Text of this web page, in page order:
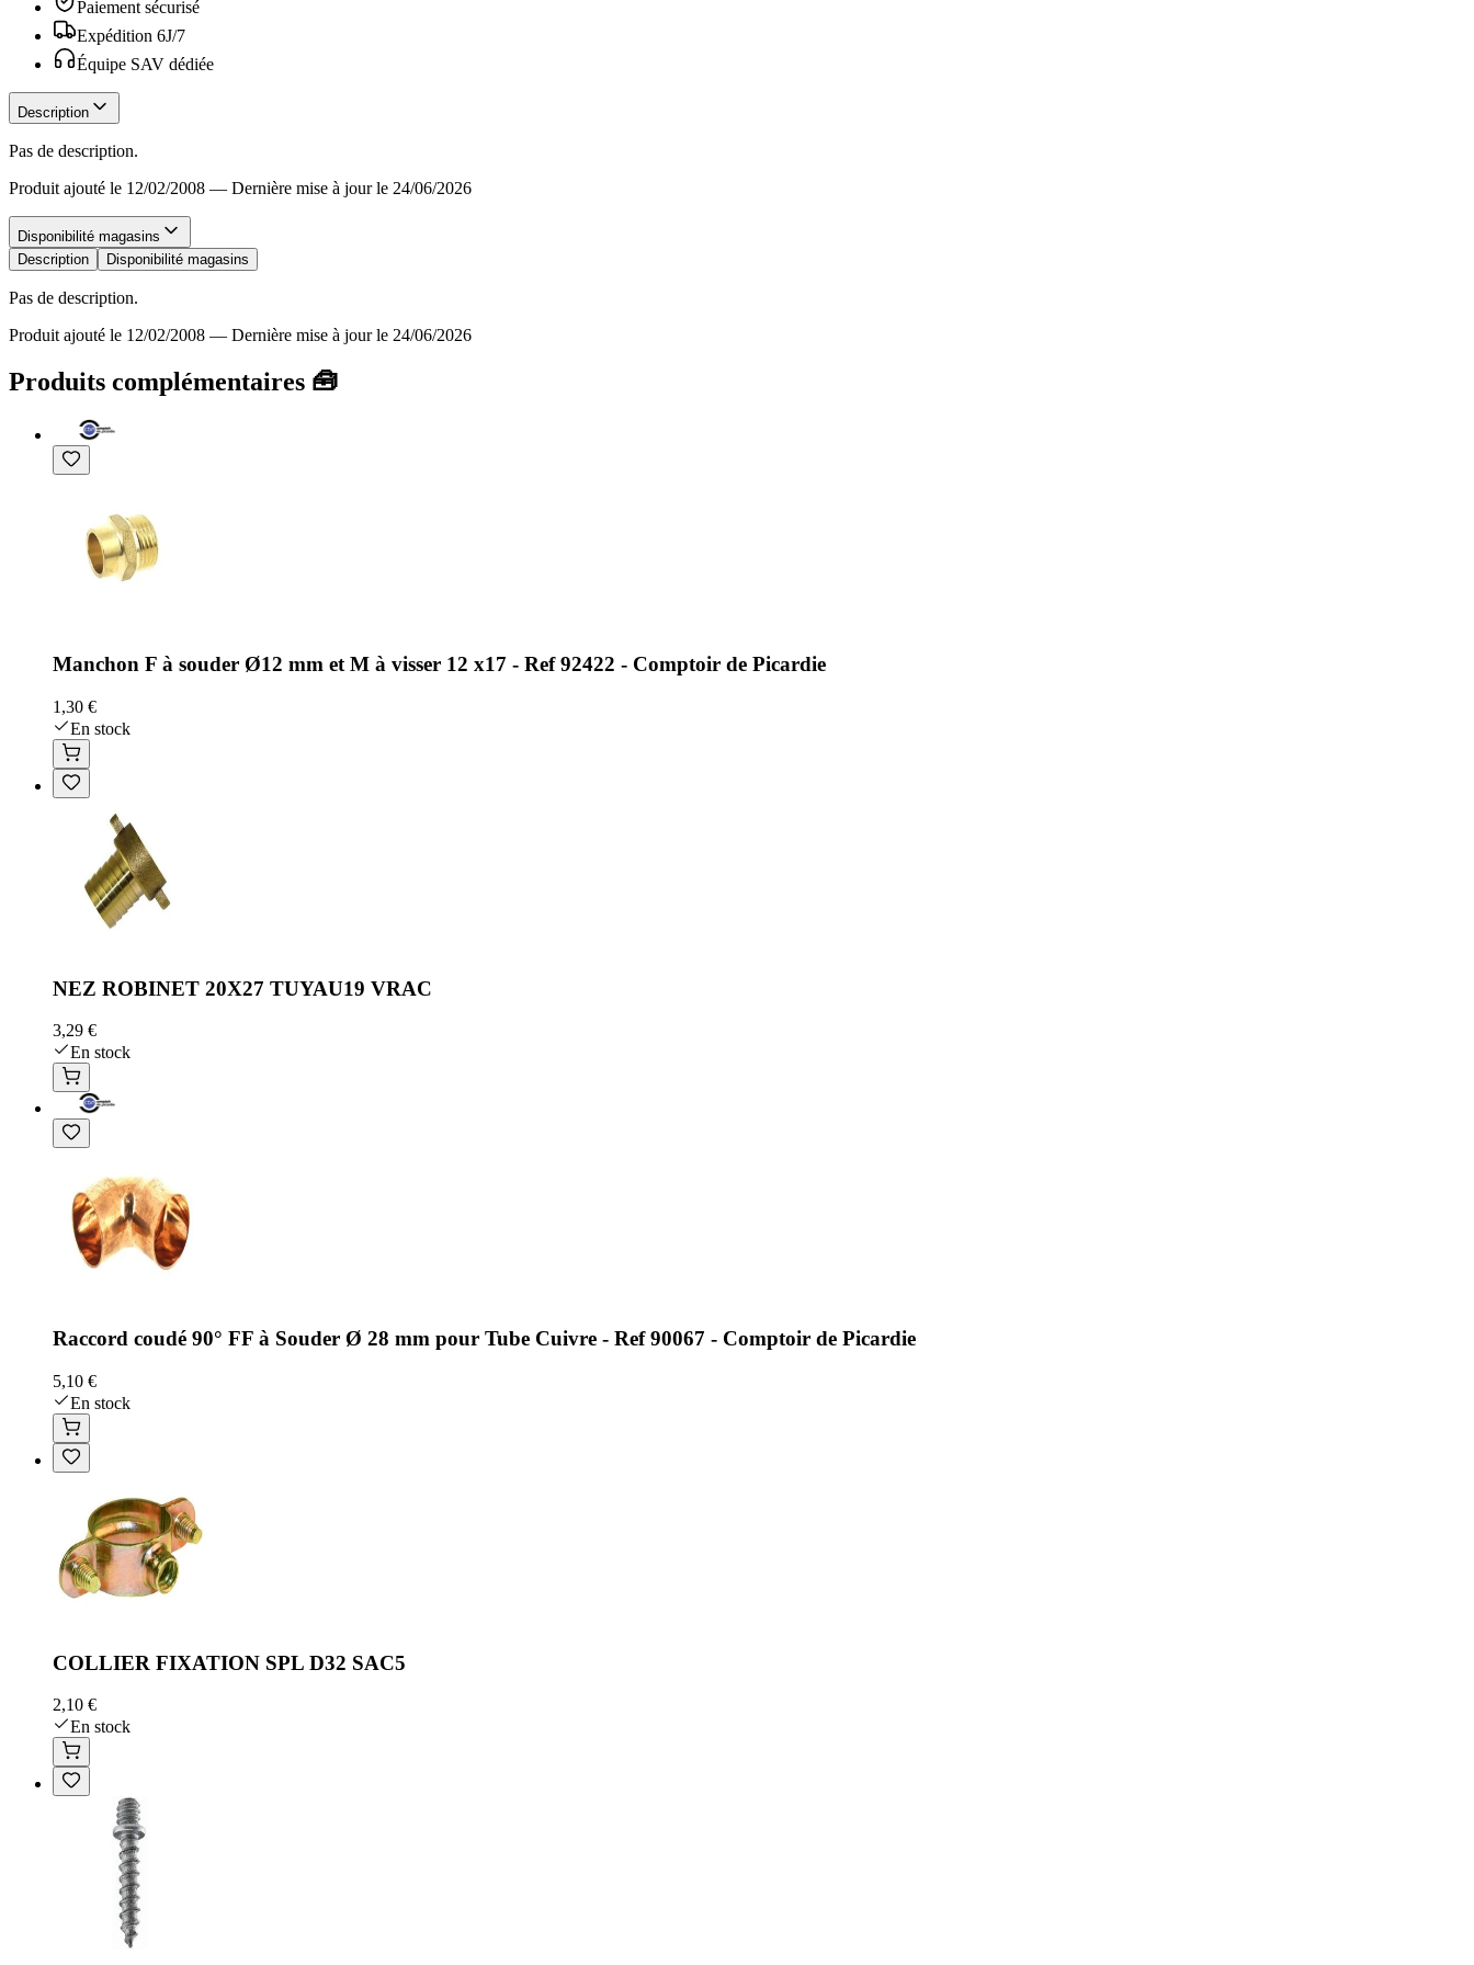
Paiement sécurisé
Expédition 6J/7
Équipe SAV dédiée
Description
Pas de description.
Produit ajouté le 12/02/2008 — Dernière mise à jour le 24/06/2026
Disponibilité magasins
Description
Disponibilité magasins
Pas de description.
Produit ajouté le 12/02/2008 — Dernière mise à jour le 24/06/2026
Produits complémentaires 🧰
Manchon F à souder Ø12 mm et M à visser 12 x17 - Ref 92422 - Comptoir de Picardie
1,30 €
En stock
NEZ ROBINET 20X27 TUYAU19 VRAC
3,29 €
En stock
Raccord coudé 90° FF à Souder Ø 28 mm pour Tube Cuivre - Ref 90067 - Comptoir de Picardie
5,10 €
En stock
COLLIER FIXATION SPL D32 SAC5
2,10 €
En stock